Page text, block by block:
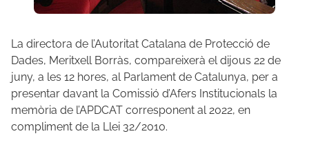
La directora de l’Autoritat Catalana de Protecció de
Dades, Meritxell Borràs, compareixerà el dijous 22 de
juny, a les 12 hores, al Parlament de Catalunya, per a
presentar davant la Comissió d’Afers Institucionals la
memòria de l’APDCAT corresponent al 2022, en
compliment de la Llei 32/2010.